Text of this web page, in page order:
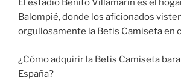
El estadio Benito Villamarín es el
Balompié, donde los aficionados
orgullosamente la Betis Camiseta en
¿Cómo adquirir la Betis Camiseta
España?